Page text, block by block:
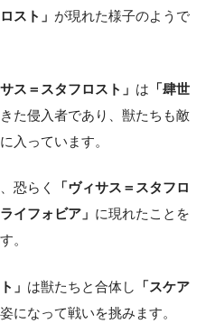
スト」 が現れた様子のようで
サス＝スタフロスト」 は 「肆世
た侵入者であり、獣たちも敵
入っています。
恐らく
「ヴィサス＝スタフロ
イフォビア」 に現れたことを
。
」 は獣たちと合体し
「スケア
になって戦いを挑みます。